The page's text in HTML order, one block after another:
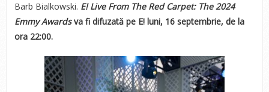
Barb Bialkowski. E! Live From The Red Carpet: The 2024
Emmy Awards va fi difuzată pe E! luni, 16 septembrie, de la
ora 22:00.